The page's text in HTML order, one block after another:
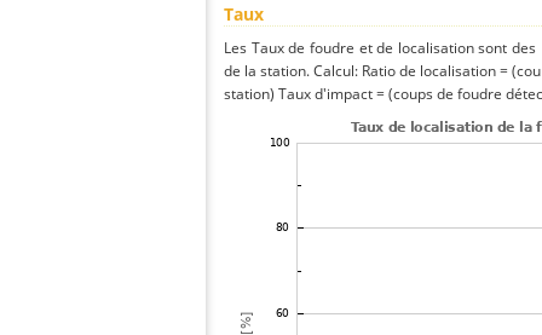
Taux
Les Taux de foudre et de localisation sont
de la station. Calcul: Ratio de localisation =
station) Taux d'impact = (coups de foudre